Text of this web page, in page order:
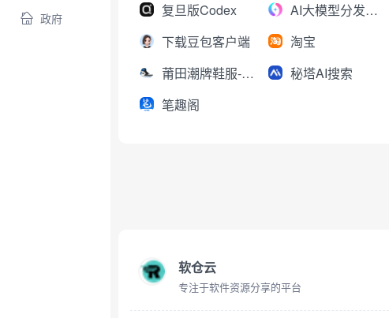
政府
复旦版Codex AI大模型分发平台
下载豆包客户端
淘宝
莆田潮牌鞋服-工厂直销
秘塔AI搜索
笔趣阁
软仓云
专注于软件资源分享的平台